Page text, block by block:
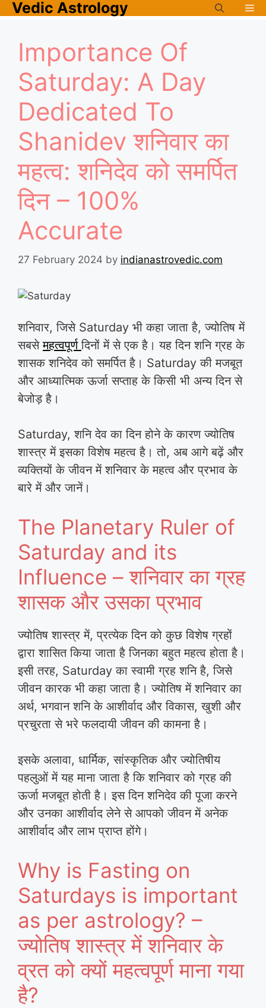
SkipVedic Astrology
Importance Of
Saturday: A Day
Dedicated To
Shanidev शनिवार का
महत्व: शनिदेव को समर्पित
दिन – 100%
Accurate
27 February 2024 by indianastrovedic.com
शनिवार, जिसे Saturday भी कहा जाता है, ज्योतिष में
सबसेमहत्वपूर्णदिनों में से एक है। यह दिन शनि ग्रह के
शासक शनिदेव को समर्पित है। Saturday की मजबूत
और आध्यात्मिक ऊर्जा सप्ताह के किसी भी अन्य दिन से
बेजोड़ है।
Saturday, शनि देव का दिन होने के कारण ज्योतिष
शास्त्र में इसका विशेष महत्व है। तो, अब आगे बढ़ें और
व्यक्तियों के जीवन में शनिवार के महत्व और प्रभाव के
बारे में और जानें।
The Planetary Ruler of
Saturday and its
Influence – शनिवार का ग्रह
शासक और उसका प्रभाव
ज्योतिष शास्त्र में, प्रत्येक दिन को कुछ विशेष ग्रहों
द्वारा शासित किया जाता है जिनका बहुत महत्व होता है।
इसी तरह, Saturday का स्वामी ग्रह शनि है, जिसे
जीवन कारक भी कहा जाता है। ज्योतिष में शनिवार का
अर्थ, भगवान शनि के आशीर्वाद और विकास, खुशी और
प्रचुरता से भरे फलदायी जीवन की कामना है।
इसके अलावा, धार्मिक, सांस्कृतिक और ज्योतिषीय
पहलुओं में यह माना जाता है कि शनिवार को ग्रह की
ऊर्जा मजबूत होती है। इस दिन शनिदेव की पूजा करने
और उनका आशीर्वाद लेने से आपको जीवन में अनेक
आशीर्वाद और लाभ प्राप्त होंगे।
Why is Fasting on
Saturdays is important
as per astrology? –
ज्योतिष शास्त्र में शनिवार के
व्रत को क्यों महत्वपूर्ण माना गया
है?